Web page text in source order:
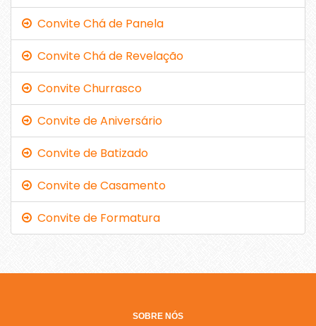
Convite Chá de Panela
Convite Chá de Revelação
Convite Churrasco
Convite de Aniversário
Convite de Batizado
Convite de Casamento
Convite de Formatura
SOBRE NÓS